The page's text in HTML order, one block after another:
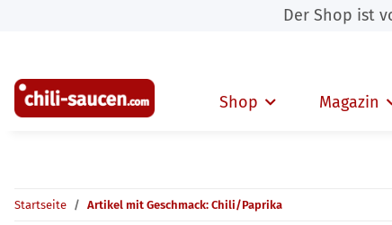
Der Shop ist
Shop Magazin
Startseite Artikel mit Geschmack: Chili/Paprika